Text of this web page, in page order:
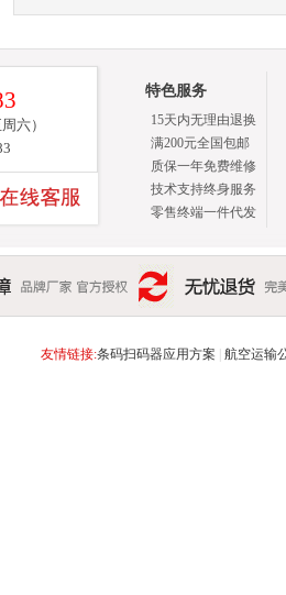
六）
特色服务
15天内无理由退换
满200元全国包邮
质保一年免费维修
技术支持终身服务
零售终端一件代发
官方授权 无忧退货 完美售后 15天
友情链接:条码扫码器应用方案 航空运输